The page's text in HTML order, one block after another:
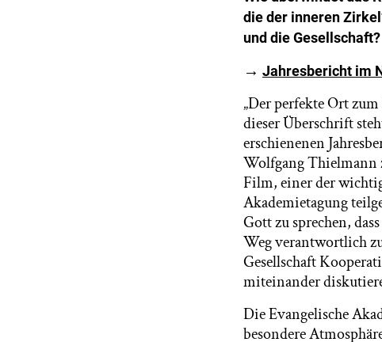
die der inneren
und die Gesellschaft?
→ Jahresbericht im
„Der perfekte Ort
dieser Überschrift
erschienenen
Wolfgang Thielmann
Film, einer der
Akademietagung
Gott zu sprechen,
Weg verantwortlich
Gesellschaft
miteinander
Die Evangelische
besondere